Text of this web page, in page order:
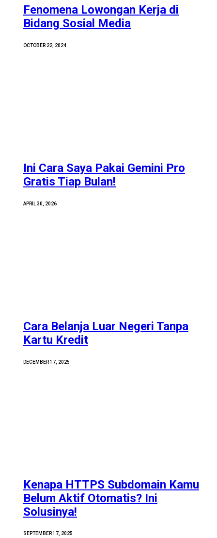
Fenomena Lowongan Kerja di
Bidang Sosial Media
OCTOBER 22, 2024
Ini Cara Saya Pakai Gemini Pro
Gratis Tiap Bulan!
APRIL 30, 2026
Cara Belanja Luar Negeri Tanpa
Kartu Kredit
DECEMBER 17, 2025
Kenapa HTTPS Subdomain Kamu
Belum Aktif Otomatis? Ini
Solusinya!
SEPTEMBER 17, 2025